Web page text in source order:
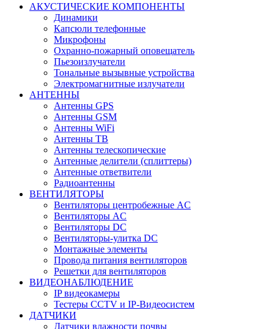
АКУСТИЧЕСКИЕ КОМПОНЕНТЫ
Динамики
Капсюли телефонные
Микрофоны
Охранно-пожарный оповещатель
Пьезоизлучатели
Тональные вызывные устройства
Электромагнитные излучатели
АНТЕННЫ
Антенны GPS
Антенны GSM
Антенны WiFi
Антенны ТВ
Антенны телескопические
Антенные делители (сплиттеры)
Антенные ответвители
Радиоантенны
ВЕНТИЛЯТОРЫ
Вентиляторы центробежные AC
Вентиляторы AC
Вентиляторы DC
Вентиляторы-улитка DC
Монтажные элементы
Провода питания вентиляторов
Решетки для вентиляторов
ВИДЕОНАБЛЮДЕНИЕ
IP видеокамеры
Тестеры CCTV и IP-Видеосистем
ДАТЧИКИ
Датчики влажности почвы